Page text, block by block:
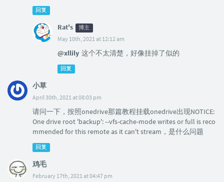
回复
Rat's 博主
May 10th, 2021 at 12:12 am
@xllily 这个不太清楚，好像挂掉了似的
回复
小草
April 30th, 2021 at 08:03 pm
请问一下，按照onedrive那篇教程挂载onedrive出现NOTICE:
One drive root 'backup': --vfs-cache-mode writes or full is reco
mmended for this remote as it can't stream，是什么问题
回复
鸡毛
February 17th, 2021 at 04:47 pm